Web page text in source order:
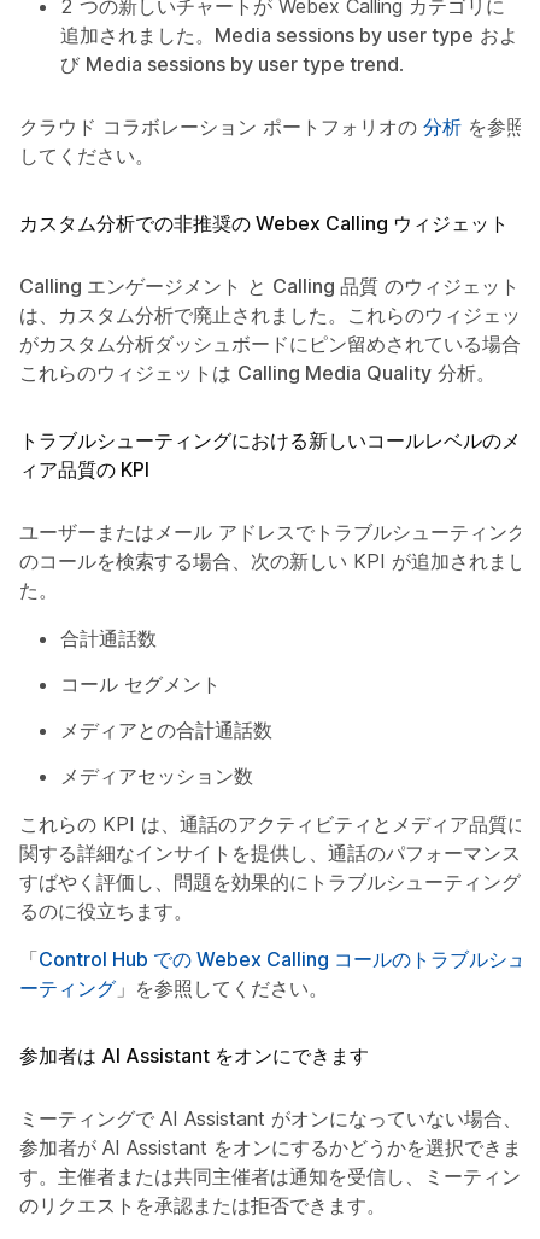
2 つの新しいチャートが Webex Calling カテゴリに
追加されました。 Media sessions by user type およ
び Media sessions by user type trend.
クラウド コラボレーション ポートフォリオの 分析 を参照
してください。
カスタム分析での非推奨の Webex Calling ウィジェット
Calling エンゲージメント と Calling 品質 のウィジェット
は、カスタム分析で廃止されました。これらのウィジェット
がカスタム分析ダッシュボードにピン留めされている場合、
これらのウィジェットは Calling Media Quality 分析。
トラブルシューティングにおける新しいコールレベルのメデ
ィア品質の KPI
ユーザーまたはメール アドレスでトラブルシューティング
のコールを検索する場合、次の新しい KPI が追加されまし
た。
合計通話数
コール セグメント
メディアとの合計通話数
メディアセッション数
これらの KPI は、通話のアクティビティとメディア品質に
関する詳細なインサイトを提供し、通話のパフォーマンスを
すばやく評価し、問題を効果的にトラブルシューティングす
るのに役立ちます。
「Control Hub での Webex Calling コールのトラブルシュ
ーティング 」を参照してください。
参加者は AI Assistant をオンにできます
ミーティングで AI Assistant がオンになっていない場合、
参加者が AI Assistant をオンにするかどうかを選択できま
す。主催者または共同主催者は通知を受信し、ミーティング
のリクエストを承認または拒否できます。